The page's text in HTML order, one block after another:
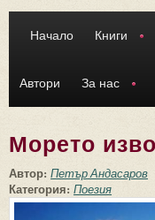
Начало Книги
Автори За нас
Морето
Автор: Петър Андасаров
Категория: Поезия